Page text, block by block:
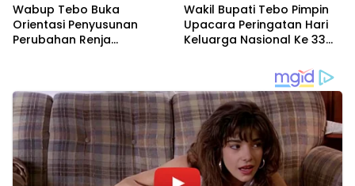
Wabup Tebo Buka
Orientasi Penyusunan
Perubahan Renja
Wakil Bupati Tebo Pimpin
Upacara Peringatan Hari
Keluarga Nasional Ke 33